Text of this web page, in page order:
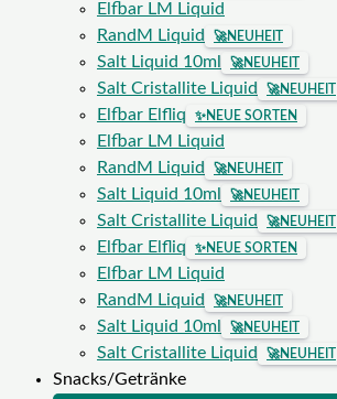
Elfbar LM Liquid
RandM Liquid
🚀NEUHEIT
Salt Liquid 10ml 🚀NEUHEIT
Salt Cristallite Liquid 🚀NEUHEIT
Elfbar Elfliq ✨NEUE SORTEN
Elfbar LM Liquid
RandM Liquid
🚀NEUHEIT
Salt Liquid 10ml 🚀NEUHEIT
Salt Cristallite Liquid 🚀NEUHEIT
Elfbar Elfliq ✨NEUE SORTEN
Elfbar LM Liquid
RandM Liquid
🚀NEUHEIT
Salt Liquid 10ml 🚀NEUHEIT
Salt Cristallite Liquid 🚀NEUHEIT
Snacks/Getränke